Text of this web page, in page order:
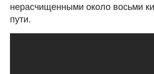
нерасчищенными около восьми
пути.